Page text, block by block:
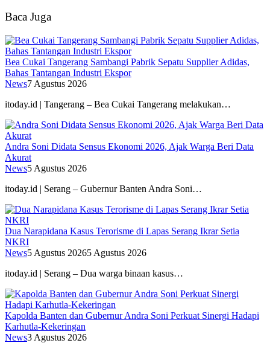
Baca Juga
Bea Cukai Tangerang Sambangi Pabrik Sepatu Supplier Adidas,
Bahas Tantangan Industri Ekspor
News7 Agustus 2026
itoday.id | Tangerang – Bea Cukai Tangerang melakukan…
Andra Soni Didata Sensus Ekonomi 2026, Ajak Warga Beri Data
Akurat
News5 Agustus 2026
itoday.id | Serang – Gubernur Banten Andra Soni…
Dua Narapidana Kasus Terorisme di Lapas Serang Ikrar Setia
NKRI
News5 Agustus 20265 Agustus 2026
itoday.id | Serang – Dua warga binaan kasus…
Kapolda Banten dan Gubernur Andra Soni Perkuat Sinergi Hadapi
Karhutla-Kekeringan
News3 Agustus 2026